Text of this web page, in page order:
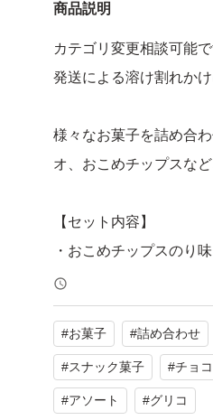
商品説明
カテゴリ変更相談可能で
発送による溶け割れか
様々なお菓子を詰め合
オ、おこめチップスな
【セット内容】
・おこめチップスのり
・オレオ 10個
・ジャイアントカプリ
・うまい棒
・ギンビス しみチョコ
・ポテロング しお味
#お菓子 #詰め合わせ
#スナック菓子 #チョ
#アソート #グリコ